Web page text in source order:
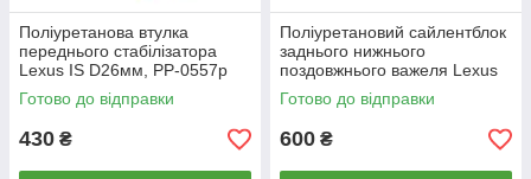
Поліуретанова втулка
переднього стабілізатора
Lexus IS D26мм, PP-0557p
Готово до відправки
430 ₴
Поліуретановий сайлентблок
заднього нижнього
поздовжнього важеля Lexus
Is, PP-1326c
Готово до відправки
600 ₴